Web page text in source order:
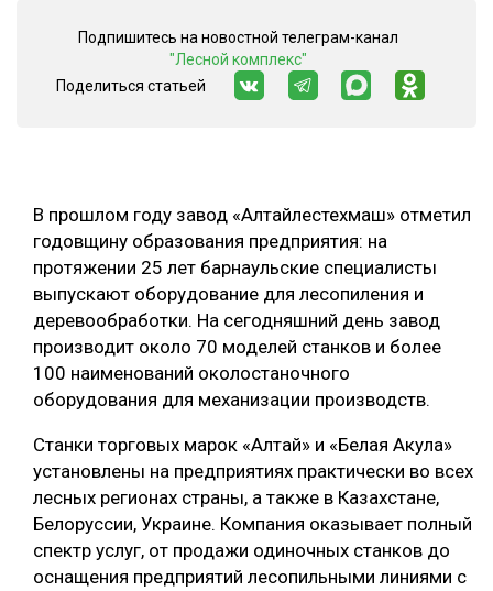
СУШКА ДРЕВЕСИНЫ
В прошлом году завод «Алтайлестехмаш» отметил
годовщину образования предприятия: на
протяжении 25 лет барнаульские специалисты
выпускают оборудование для лесопиления и
деревообработки. На сегодняшний день завод
производит около 70 моделей станков и более
100 наименований околостаночного
оборудования для механизации производств.
Станки торговых марок «Алтай» и «Белая Акула»
установлены на предприятиях практически во всех
лесных регионах страны, а также в Казахстане,
Белоруссии, Украине. Компания оказывает полный
спектр услуг, от продажи одиночных станков до
оснащения предприятий лесопильными линиями с
Подпишитесь на новостной телеграм-канал
"Лесной комплекс"
Поделиться статьей